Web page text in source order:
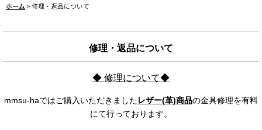
ホーム>修理・返品について
修理・返品について
◆ 修理について◆
mmsu-haではご購入いただきましたレザー(革)商品の金具修理を有料
にて行っております。